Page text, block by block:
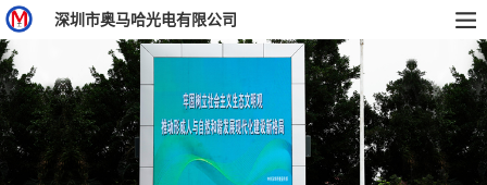
深圳市奥马哈光电有限公司